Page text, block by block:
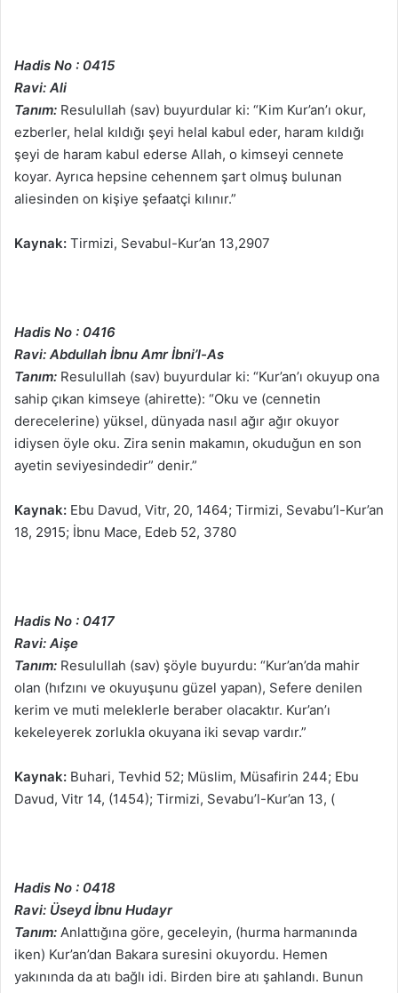
Hadis No : 0415
Ravi: Ali
Tanım: Resulullah (sav) buyurdular ki: “Kim Kur’an’ı okur,
ezberler, helal kıldığı şeyi helal kabul eder, haram kıldığı
şeyi de haram kabul ederse Allah, o kimseyi cennete
koyar. Ayrıca hepsine cehennem şart olmuş bulunan
aliesinden on kişiye şefaatçi kılınır.”
Kaynak: Tirmizi, Sevabul-Kur’an 13,2907
Hadis No : 0416
Ravi: Abdullah İbnu Amr İbni’l-As
Tanım: Resulullah (sav) buyurdular ki: “Kur’an’ı okuyup ona
sahip çıkan kimseye (ahirette): “Oku ve (cennetin
derecelerine) yüksel, dünyada nasıl ağır ağır okuyor
idiysen öyle oku. Zira senin makamın, okuduğun en son
ayetin seviyesindedir” denir.”
Kaynak: Ebu Davud, Vitr, 20, 1464; Tirmizi, Sevabu’l-Kur’an
18, 2915; İbnu Mace, Edeb 52, 3780
Hadis No : 0417
Ravi: Aişe
Tanım: Resulullah (sav) şöyle buyurdu: “Kur’an’da mahir
olan (hıfzını ve okuyuşunu güzel yapan), Sefere denilen
kerim ve muti meleklerle beraber olacaktır. Kur’an’ı
kekeleyerek zorlukla okuyana iki sevap vardır.”
Kaynak: Buhari, Tevhid 52; Müslim, Müsafirin 244; Ebu
Davud, Vitr 14, (1454); Tirmizi, Sevabu’l-Kur’an 13, (
Hadis No : 0418
Ravi: Üseyd İbnu Hudayr
Tanım: Anlattığına göre, geceleyin, (hurma harmanında
iken) Kur’an’dan Bakara suresini okuyordu. Hemen
yakınında da atı bağlı idi. Birden bire atı şahlandı. Bunun